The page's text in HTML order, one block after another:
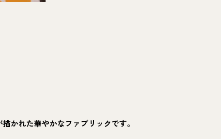
かれた華やかなファブリックです。